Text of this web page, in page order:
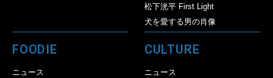
松下洸平 First Light
犬を愛する男の肖像
FOODIE
ニュース
CULTURE
ニュース